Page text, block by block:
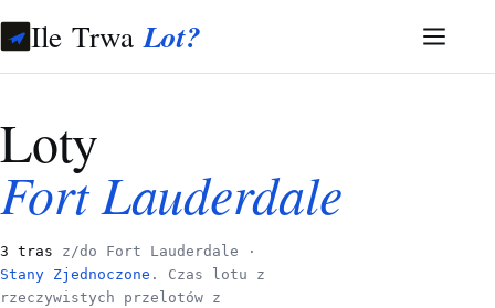
Ile TrwaLot?
Loty
Fort Lauderdale
3 tras z/do Fort Lauderdale ·
Stany Zjednoczone . Czas lotu z
rzeczywistych przelotów z